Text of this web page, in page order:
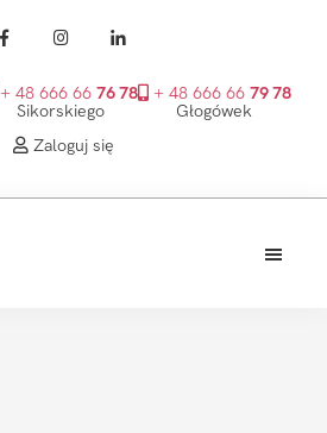
+ 48 666 66 76 78
Sikorskiego
+ 48 666 66 79 78
Głogówek
Zaloguj się